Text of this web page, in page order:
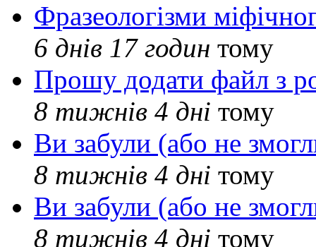
Фразеологізми
6 днів 17 годин тому
Прошу додати файл з
8 тижнів 4 дні тому
Ви забули (або не
8 тижнів 4 дні тому
Ви забули (або не
8 тижнів 4 дні тому